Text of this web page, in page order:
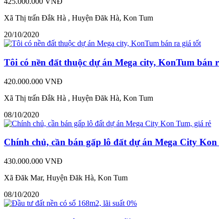
Xã Thị trấn Đắk Hà , Huyện Đăk Hà, Kon Tum
20/10/2020
Tôi có nền đất thuộc dự án Mega city, KonTum bán
420.000.000 VNĐ
Xã Thị trấn Đắk Hà , Huyện Đăk Hà, Kon Tum
08/10/2020
Chính chủ, cần bán gấp lô đất dự án Mega City Kon
430.000.000 VNĐ
Xã Đăk Mar, Huyện Đăk Hà, Kon Tum
08/10/2020